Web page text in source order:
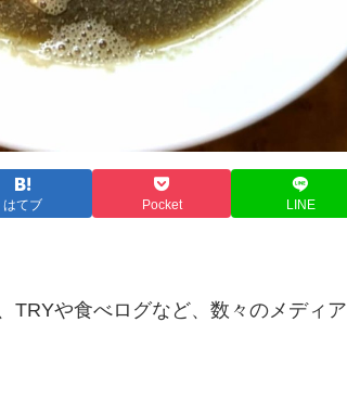
はてブ Pocket LINE
TRYや食べログなど、数々のメディ